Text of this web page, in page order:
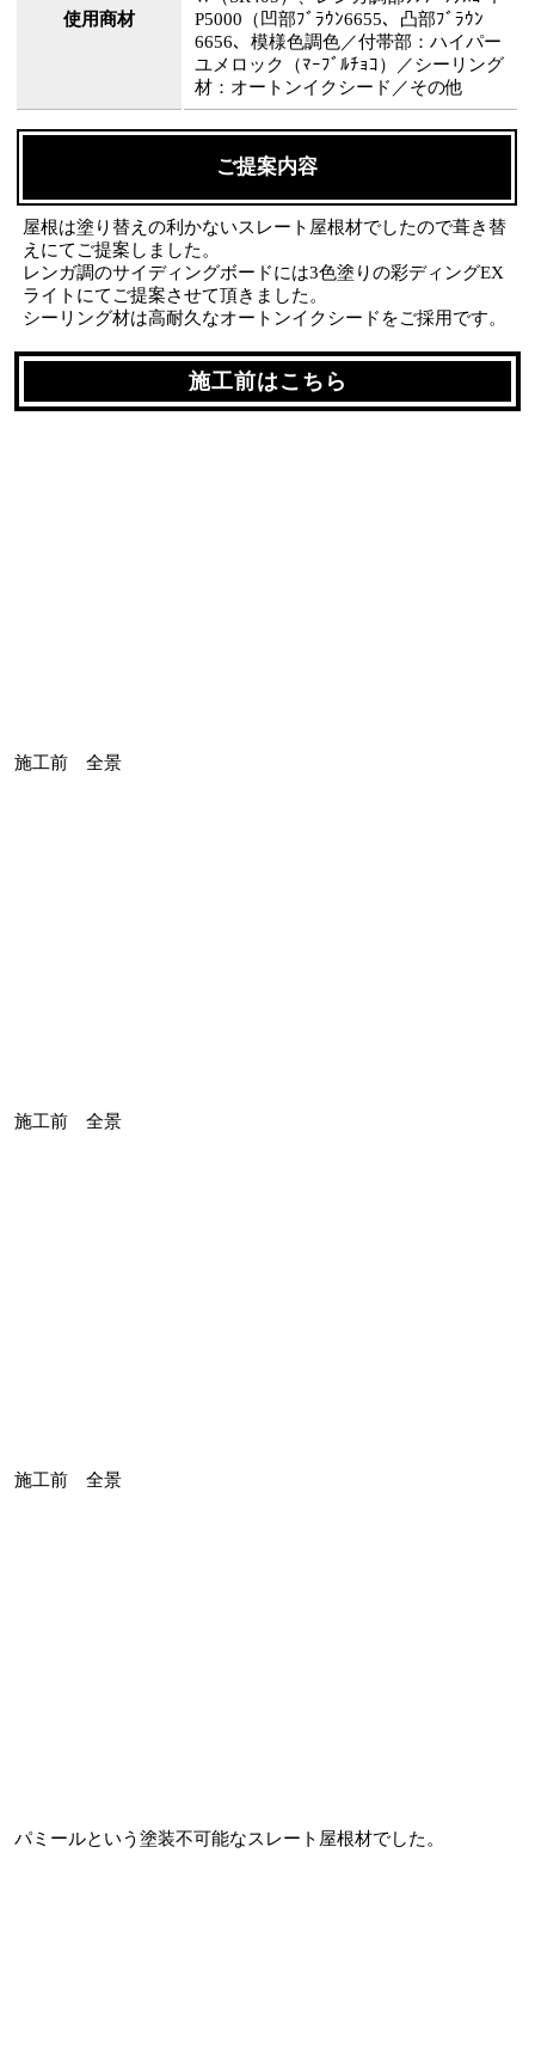
使用商材
P5000（凹部ﾌﾞﾗｳﾝ6655、凸部ﾌﾞﾗｳﾝ
6656、模様色調色／付帯部：ハイパー
ユメロック（ﾏｰﾌﾞﾙﾁｮｺ）／シーリング
材：オートンイクシード／その他
ご提案内容
屋根は塗り替えの利かないスレート屋根材でしたので葺き替
えにてご提案しました。
レンガ調のサイディングボードには3色塗りの彩ディングEX
ライトにてご提案させて頂きました。
シーリング材は高耐久なオートンイクシードをご採用です。
施工前はこちら
施工前 全景
施工前 全景
施工前 全景
パミールという塗装不可能なスレート屋根材でした。